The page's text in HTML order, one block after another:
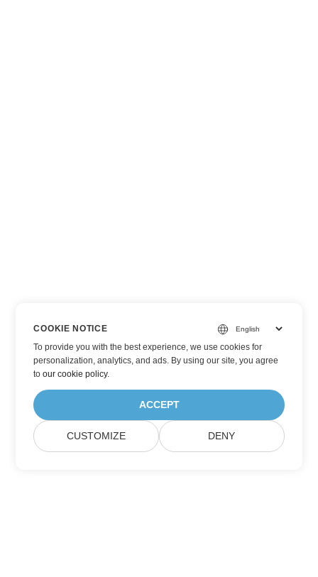
COOKIE NOTICE
To provide you with the best experience, we use cookies for
personalization, analytics, and ads. By using our site, you agree
toour cookie policy.
ACCEPT
CUSTOMIZE DENY